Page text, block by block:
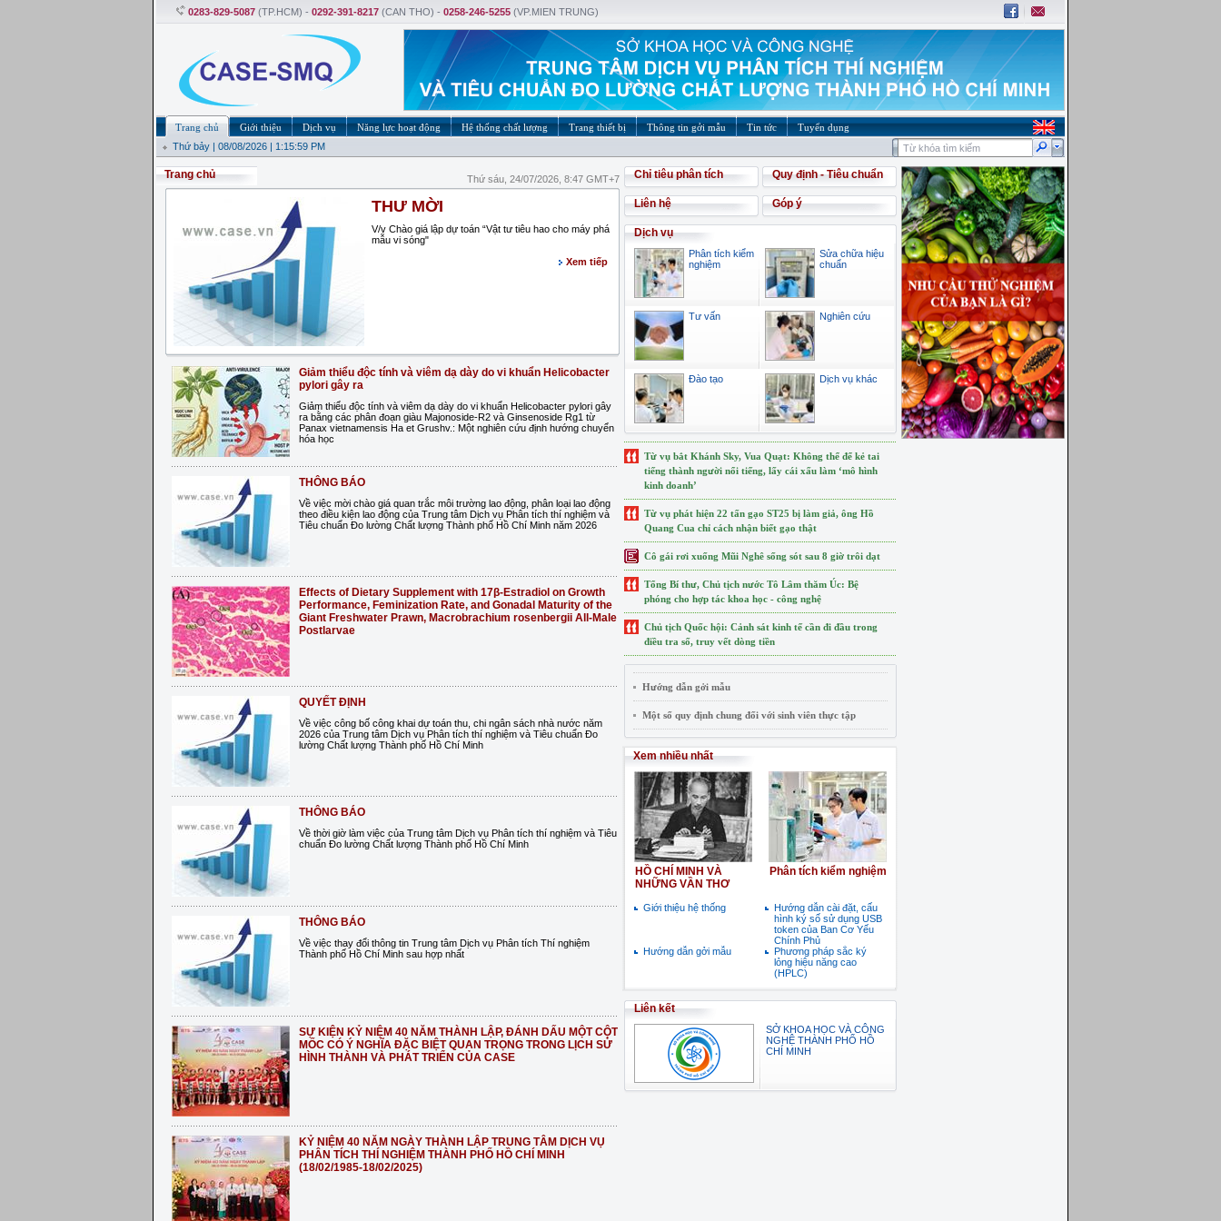
0283-829-5087 (TP.HCM) - 0292-391-8217 (CAN THO) - 0258-246-5255 (VP.MIEN TRUNG)
Trang chủ
Thứ bảy | 08/08/2026 | 1:15:59 PM
Giới thiệu Dịch vụ Năng lực hoạt động Hệ thống chất lượng Trang thiết bị Thông tin gởi mẫu Tin tức Tuyển dụng
Trang chủ Thứ sáu, 24/07/2026, 8:47 GMT+7
THƯ MỜI
V/v Chào giá lập dự toán “Vật tư tiêu hao cho máy phá
mẫu vi sóng"
Xem tiếp
Giảm thiểu độc tính và viêm dạ dày do vi khuẩn Helicobacter
pylori gây ra
Giảm thiểu độc tính và viêm dạ dày do vi khuẩn Helicobacter pylori gây
ra bằng các phân đoạn giàu Majonoside-R2 và Ginsenoside Rg1 từ
Panax vietnamensis Ha et Grushv.: Một nghiên cứu định hướng chuyển
hóa học
THÔNG BÁO
Về việc mời chào giá quan trắc môi trường lao động, phân loại lao động
theo điều kiện lao động của Trung tâm Dịch vụ Phân tích thí nghiệm và
Tiêu chuẩn Đo lường Chất lượng Thành phố Hồ Chí Minh năm 2026
Effects of Dietary Supplement with 17β-Estradiol on Growth
Performance, Feminization Rate, and Gonadal Maturity of the
Giant Freshwater Prawn, Macrobrachium rosenbergii All-Male
Postlarvae
QUYẾT ĐỊNH
Về việc công bố công khai dự toán thu, chi ngân sách nhà nước năm
2026 của Trung tâm Dịch vụ Phân tích thí nghiệm và Tiêu chuẩn Đo
lường Chất lượng Thành phố Hồ Chí Minh
THÔNG BÁO
Về thời giờ làm việc của Trung tâm Dịch vụ Phân tích thí nghiệm và Tiêu
chuẩn Đo lường Chất lượng Thành phố Hồ Chí Minh
THÔNG BÁO
Về việc thay đổi thông tin Trung tâm Dịch vụ Phân tích Thí nghiệm
Thành phố Hồ Chí Minh sau hợp nhất
SỰ KIỆN KỶ NIỆM 40 NĂM THÀNH LẬP, ĐÁNH DẤU MỘT CỘT
MỐC CÓ Ý NGHĨA ĐẶC BIỆT QUAN TRỌNG TRONG LỊCH SỬ
HÌNH THÀNH VÀ PHÁT TRIỂN CỦA CASE
KỶ NIỆM 40 NĂM NGÀY THÀNH LẬP TRUNG TÂM DỊCH VỤ
PHÂN TÍCH THÍ NGHIỆM THÀNH PHỐ HỒ CHÍ MINH
(18/02/1985-18/02/2025)
Chỉ tiêu phân tích Quy định - Tiêu chuẩn
Liên hệ Góp ý
Dịch vụ
Phân tích kiểm
nghiệm
Sửa chữa hiệu
chuẩn
Tư vấn Nghiên cứu
Đào tạo Dịch vụ khác
Từ vụ bắt Khánh Sky, Vua Quạt: Không thể để kẻ tai
tiếng thành người nổi tiếng, lấy cái xấu làm ‘mô hình
kinh doanh’
Từ vụ phát hiện 22 tấn gạo ST25 bị làm giả, ông Hồ
Quang Cua chỉ cách nhận biết gạo thật
Cô gái rơi xuống Mũi Nghê sống sót sau 8 giờ trôi dạt
Tổng Bí thư, Chủ tịch nước Tô Lâm thăm Úc: Bệ
phóng cho hợp tác khoa học - công nghệ
Chủ tịch Quốc hội: Cảnh sát kinh tế cần đi đầu trong
điều tra số, truy vết dòng tiền
Hướng dẫn gởi mẫu
Một số quy định chung đối với sinh viên thực tập
Xem nhiều nhất
HỒ CHÍ MINH VÀ
NHỮNG VẦN THƠ
Phân tích kiểm nghiệm
Giới thiệu hệ thống
Hướng dẫn cài đặt, cấu
hình ký số sử dụng USB
token của Ban Cơ Yếu
Chính Phủ
Hướng dẫn gởi mẫu
Phương pháp sắc ký
lỏng hiệu năng cao
(HPLC)
Liên kết
SỞ KHOA HỌC VÀ CÔNG
NGHỆ THÀNH PHỐ HỒ
CHÍ MINH